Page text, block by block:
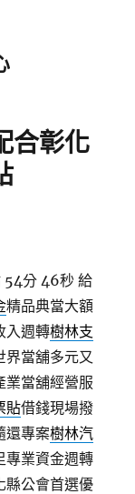
合彰化
54分 46秒 給
精品典當大額
入週轉樹林支
界當舖多元又
業當舖經營服
貼借錢現場撥
還專案樹林汽
專業資金週轉
縣公會首選優